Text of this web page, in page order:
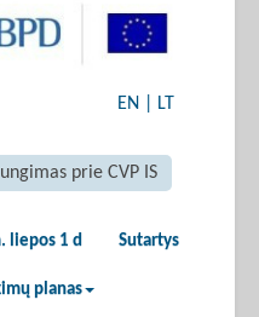
EN LT
prie CVP IS
liepos 1 d Sutartys
planas